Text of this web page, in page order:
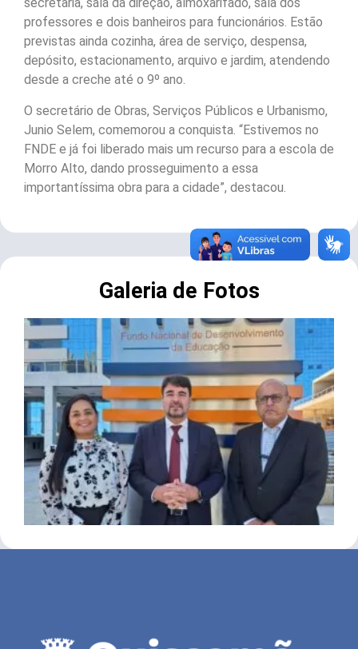
professores e dois banheiros para funcionários. Estão
previstas ainda cozinha, área de serviço, despensa,
depósito, estacionamento, arquivo e jardim, atendendo
desde a creche até o 9º ano.
O secretário de Obras, Serviços Públicos e Urbanismo,
Junio Selem, comemorou a conquista. “Estivemos no
FNDE e já foi liberado mais um recurso para a escola de
Morro Alto, dando prosseguimento a essa
importantíssima obra para a cidade”, destacou.
Galeria de Fotos